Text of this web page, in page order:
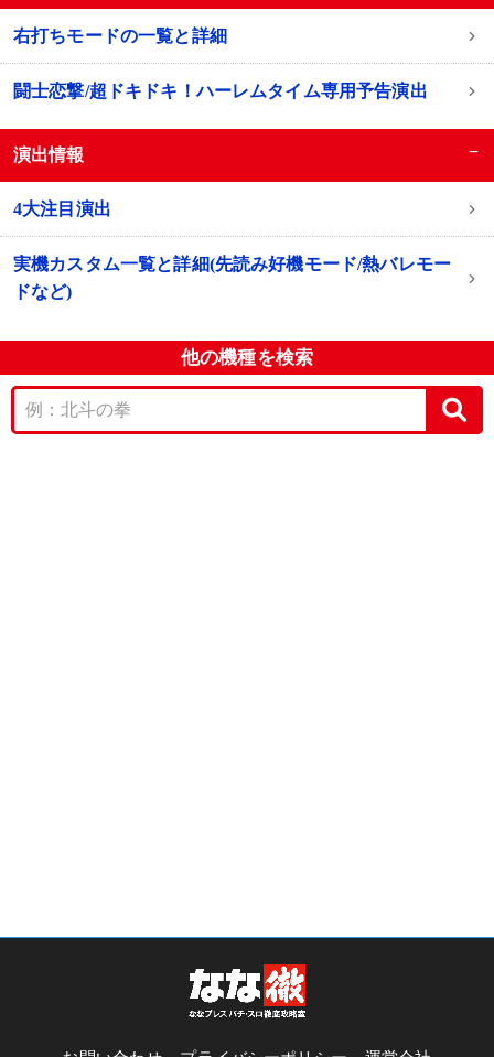
右打ちモードの一覧と詳細
闘士恋撃/超ドキドキ！ハーレムタイム専用予告演出
演出情報 −
4大注目演出
実機カスタム一覧と詳細(先読み好機モード/熱バレモー
ドなど)
他の機種を検索